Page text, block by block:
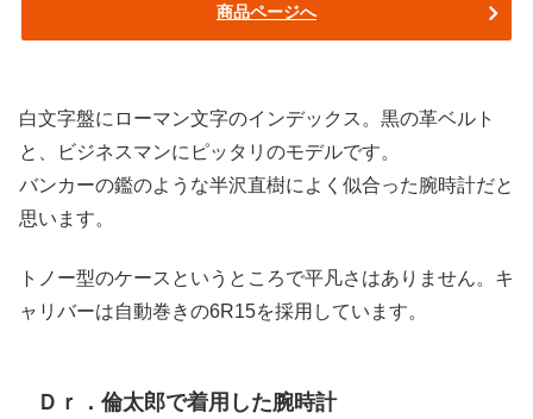
商品ページへ
白文字盤にローマン文字のインデックス。黒の革ベルト
と、ビジネスマンにピッタリのモデルです。
バンカーの鑑のような半沢直樹によく似合った腕時計だと
思います。
トノー型のケースというところで平凡さはありません。キ
ャリバーは自動巻きの6R15を採用しています。
Ｄｒ．倫太郎で着用した腕時計